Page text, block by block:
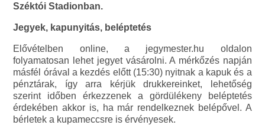
Széktói Stadionban.
Jegyek, kapunyitás, beléptetés
Elővételben online, a jegymester.hu oldalon
folyamatosan lehet jegyet vásárolni. A mérkőzés napján
másfél órával a kezdés előtt (15:30) nyitnak a kapuk és a
pénztárak, így arra kérjük drukkereinket, lehetőség
szerint időben érkezzenek a gördülékeny beléptetés
érdekében akkor is, ha már rendelkeznek belépővel. A
bérletek a kupameccsre is érvényesek.